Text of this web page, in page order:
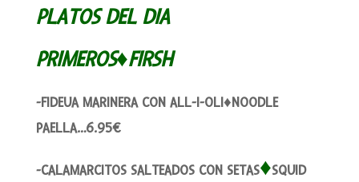
PLATOS DEL DIA
PRIMEROS♦FIRSH
-FIDEUA MARINERA CON ALL-I-OLI♦NOODLE
PAELLA…6.95€
-CALAMARCITOS SALTEADOS CON SETAS♦SQUID